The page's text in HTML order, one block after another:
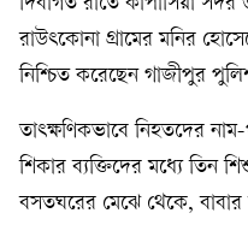
রাউৎকোনা গ্রামের মনির
নিশ্চিত করেছেন গাজীপুর
তাৎক্ষণিকভাবে নিহতদের
শিকার ব্যক্তিদের মধ্যে তিন
বসতঘরের মেঝে থেকে,